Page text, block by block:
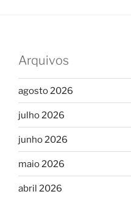
Arquivos
agosto 2026
julho 2026
junho 2026
maio 2026
abril 2026